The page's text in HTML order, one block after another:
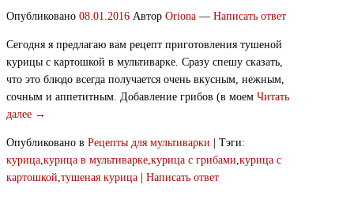
Опубликовано 08.01.2016 Автор Oriona — Написать ответ
Сегодня я предлагаю вам рецепт приготовления тушеной
курицы с картошкой в мультиварке. Сразу спешу сказать,
что это блюдо всегда получается очень вкусным, нежным,
сочным и аппетитным. Добавление грибов (в моем Читать
далее →
Опубликовано в Рецепты для мультиварки
Тэги:
курица,курица в мультиварке,курица с грибами,курица с
картошкой,тушеная курица Написать ответ